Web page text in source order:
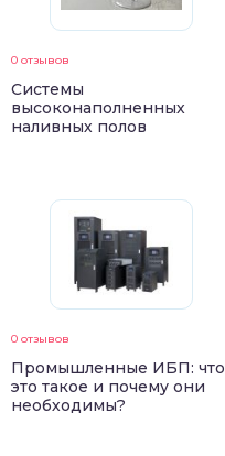
0 отзывов
Системы
высоконаполненных
наливных полов
0 отзывов
Промышленные ИБП: что
это такое и почему они
необходимы?